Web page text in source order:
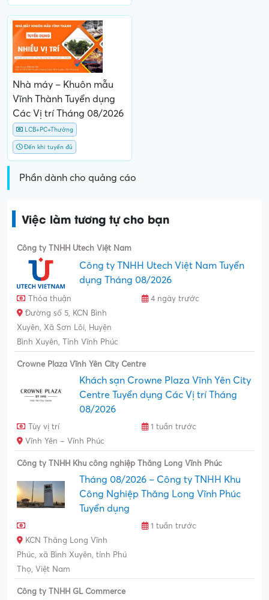
Nhà máy – Khuôn mẫu
Vĩnh Thành Tuyển dụng
Các Vị trí Tháng 08/2026
LCB+PC+Thưởng
Đến khi tuyển đủ
Phần dành cho quảng cáo
Việc làm tương tự cho bạn
Công ty TNHH Utech Việt Nam
Công ty TNHH Utech Việt Nam Tuyển
dụng Tháng 08/2026
Thỏa thuận
4 ngày trước
Đường số 5, KCN Bình
Xuyên, Xã Sơn Lôi, Huyện
Bình Xuyên, Tỉnh Vĩnh Phúc
Crowne Plaza Vĩnh Yên City Centre
Khách sạn Crowne Plaza Vĩnh Yên City
Centre Tuyển dụng Các Vị trí Tháng
08/2026
Tùy vị trí
1 tuần trước
Vĩnh Yên – Vĩnh Phúc
Công ty TNHH Khu công nghiệp Thăng Long Vĩnh Phúc
Tháng 08/2026 – Công ty TNHH Khu
Công Nghiệp Thăng Long Vĩnh Phúc
Tuyển dụng
1 tuần trước
KCN Thăng Long Vĩnh
Phúc, xã Bình Xuyên, tỉnh Phú
Thọ, Việt Nam
Công ty TNHH GL Commerce